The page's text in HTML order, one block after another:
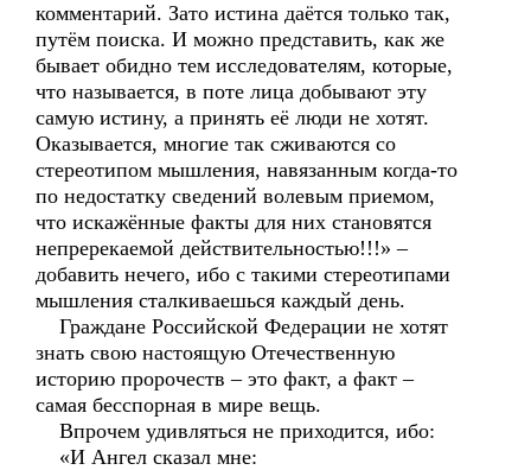
комментарий. Зато истина даётся только так,
путём поиска. И можно представить, как же
бывает обидно тем исследователям, которые,
что называется, в поте лица добывают эту
самую истину, а принять её люди не хотят.
Оказывается, многие так сживаются со
стереотипом мышления, навязанным когда-то
по недостатку сведений волевым приемом,
что искажённые факты для них становятся
непререкаемой действительностью!!!» –
добавить нечего, ибо с такими стереотипами
мышления сталкиваешься каждый день.
Граждане Российской Федерации не хотят
знать свою настоящую Отечественную
историю пророчеств – это факт, а факт –
самая бесспорная в мире вещь.
Впрочем удивляться не приходится, ибо:
«И Ангел сказал мне: